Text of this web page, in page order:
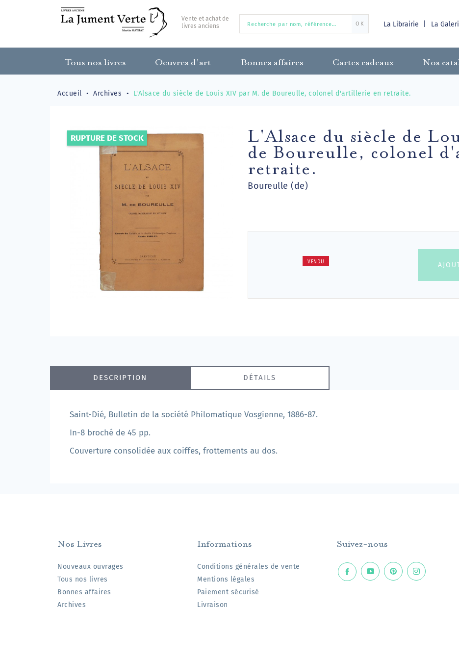
Vente et achat de
livres anciens
OK La Librairie La
Tous nos livres Oeuvres d’art Bonnes affaires Cartes cadeaux Nos
Accueil Archives L'Alsace du siècle de Louis XIV par M. de Boureulle, colonel d'artillerie en retraite.
RUPTURE DE STOCK L'Alsace du siècle de
de Boureulle, colonel
retraite.
Boureulle (de)
VENDU
DESCRIPTION DÉTAILS
Saint-Dié, Bulletin de la société Philomatique Vosgienne, 1886-87.
In-8 broché de 45 pp.
Couverture consolidée aux coiffes, frottements au dos.
Nos Livres
Nouveaux ouvrages
Tous nos livres
Bonnes affaires
Archives
Informations
Conditions générales de vente
Mentions légales
Paiement sécurisé
Livraison
Suivez-nous